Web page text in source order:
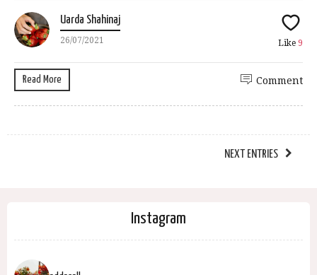
Uarda Shahinaj
26/07/2021 Like 9
Read More Comment
NEXT ENTRIES
Instagram